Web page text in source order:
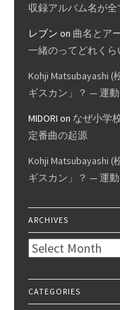
収録アルバム名が
レブン on 曲名とア
一緒のってどれくら
Kohji Matsubayashi (
ギスカン」？ — 運
MIDORI on なぜ小学
定番曲の起源
Kohji Matsubayashi (
ギスカン」？ — 運
ARCHIVES
Archives
CATEGORIES